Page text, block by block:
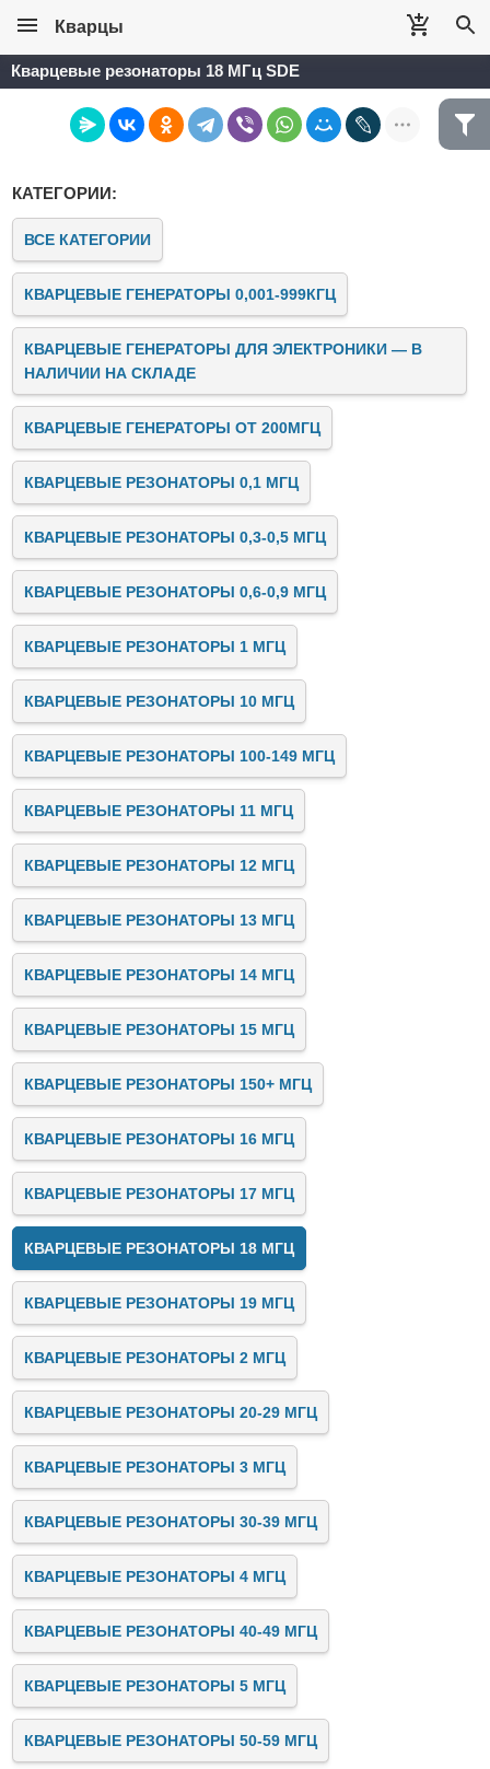
Кварцы
Кварцевые резонаторы 18 МГц SDE
КАТЕГОРИИ:
ВСЕ КАТЕГОРИИ
КВАРЦЕВЫЕ ГЕНЕРАТОРЫ 0,001-999КГЦ
КВАРЦЕВЫЕ ГЕНЕРАТОРЫ ДЛЯ ЭЛЕКТРОНИКИ — В
НАЛИЧИИ НА СКЛАДЕ
КВАРЦЕВЫЕ ГЕНЕРАТОРЫ ОТ 200МГЦ
КВАРЦЕВЫЕ РЕЗОНАТОРЫ 0,1 МГЦ
КВАРЦЕВЫЕ РЕЗОНАТОРЫ 0,3-0,5 МГЦ
КВАРЦЕВЫЕ РЕЗОНАТОРЫ 0,6-0,9 МГЦ
КВАРЦЕВЫЕ РЕЗОНАТОРЫ 1 МГЦ
КВАРЦЕВЫЕ РЕЗОНАТОРЫ 10 МГЦ
КВАРЦЕВЫЕ РЕЗОНАТОРЫ 100-149 МГЦ
КВАРЦЕВЫЕ РЕЗОНАТОРЫ 11 МГЦ
КВАРЦЕВЫЕ РЕЗОНАТОРЫ 12 МГЦ
КВАРЦЕВЫЕ РЕЗОНАТОРЫ 13 МГЦ
КВАРЦЕВЫЕ РЕЗОНАТОРЫ 14 МГЦ
КВАРЦЕВЫЕ РЕЗОНАТОРЫ 15 МГЦ
КВАРЦЕВЫЕ РЕЗОНАТОРЫ 150+ МГЦ
КВАРЦЕВЫЕ РЕЗОНАТОРЫ 16 МГЦ
КВАРЦЕВЫЕ РЕЗОНАТОРЫ 17 МГЦ
КВАРЦЕВЫЕ РЕЗОНАТОРЫ 18 МГЦ
КВАРЦЕВЫЕ РЕЗОНАТОРЫ 19 МГЦ
КВАРЦЕВЫЕ РЕЗОНАТОРЫ 2 МГЦ
КВАРЦЕВЫЕ РЕЗОНАТОРЫ 20-29 МГЦ
КВАРЦЕВЫЕ РЕЗОНАТОРЫ 3 МГЦ
КВАРЦЕВЫЕ РЕЗОНАТОРЫ 30-39 МГЦ
КВАРЦЕВЫЕ РЕЗОНАТОРЫ 4 МГЦ
КВАРЦЕВЫЕ РЕЗОНАТОРЫ 40-49 МГЦ
КВАРЦЕВЫЕ РЕЗОНАТОРЫ 5 МГЦ
КВАРЦЕВЫЕ РЕЗОНАТОРЫ 50-59 МГЦ